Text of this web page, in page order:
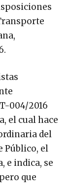
004/2016
el cual hace
del
Público, el
e indica, se
que